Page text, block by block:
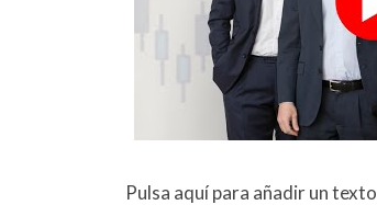
Pulsa aquí para añadir un texto